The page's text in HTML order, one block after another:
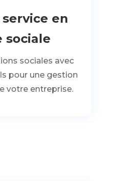
en
sociale
sociales avec
pour une gestion
votre entreprise.